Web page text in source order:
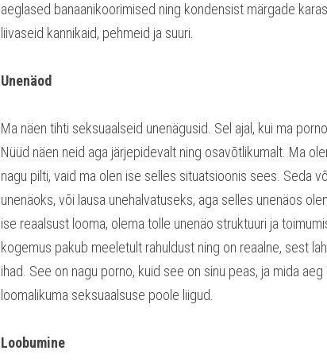
aeglased banaanikoorimised ning kondensist märgade
liivaseid kannikaid, pehmeid ja suuri.
Unenäod
Ma näen tihti seksuaalseid unenägusid. Sel ajal, kui ma
Nüüd näen neid aga järjepidevalt ning osavõtlikumalt. Ma
nagu pilti, vaid ma olen ise selles situatsioonis sees. Seda
unenäoks, või lausa unehalvatuseks, aga selles unenäos
ise reaalsust looma, olema tolle unenäo struktuuri ja
kogemus pakub meeletult rahuldust ning on reaalne, sest
ihad. See on nagu porno, kuid see on sinu peas, ja mida
loomalikuma seksuaalsuse poole liigud.
Loobumine